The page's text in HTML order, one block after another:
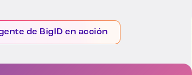
de BigID en acción